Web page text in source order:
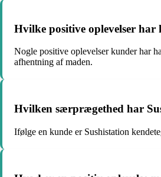
Hvilke positive oplevelser
Nogle positive oplevelser kunder har
afhentning af maden.
Hvilken særprægethed har
Ifølge en kunde er Sushistation